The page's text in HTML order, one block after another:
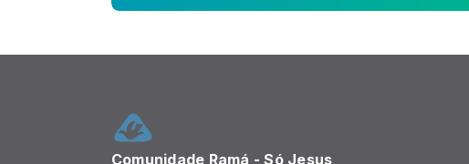
Comunidade Ramá - Só Jesus